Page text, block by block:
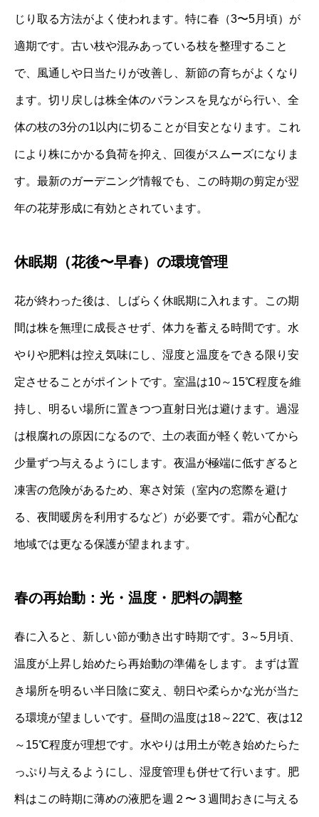
じり取る方法がよく使われます。特に春（3〜5月頃）が
適期です。古い枝や混みあっている枝を整理すること
で、風通しや日当たりが改善し、新節の育ちがよくなり
ます。切リ戻しは株全体のバランスを見ながら行い、全
体の枝の3分の1以内に切ることが目安となります。これ
により株にかかる負荷を抑え、回復がスムーズになりま
す。最新のガーデニング情報でも、この時期の剪定が翌
年の花芽形成に有効とされています。
休眠期（花後〜早春）の環境管理
花が終わった後は、しばらく休眠期に入れます。この期
間は株を無理に成長させず、体力を蓄える時間です。水
やりや肥料は控え気味にし、湿度と温度をできる限り安
定させることがポイントです。室温は10～15℃程度を維
持し、明るい場所に置きつつ直射日光は避けます。過湿
は根腐れの原因になるので、土の表面が軽く乾いてから
少量ずつ与えるようにします。夜温が極端に低すぎると
凍害の危険があるため、寒さ対策（室内の窓際を避け
る、夜間暖房を利用するなど）が必要です。霜が心配な
地域では更なる保護が望まれます。
春の再始動：光・温度・肥料の調整
春に入ると、新しい節が動き出す時期です。3～5月頃、
温度が上昇し始めたら再始動の準備をします。まずは置
き場所を明るい半日陰に変え、朝日や柔らかな光が当た
る環境が望ましいです。昼間の温度は18～22℃、夜は12
～15℃程度が理想です。水やりは用土が乾き始めたらた
っぷり与えるようにし、湿度管理も併せて行います。肥
料はこの時期に薄めの液肥を週２〜３週間おきに与える